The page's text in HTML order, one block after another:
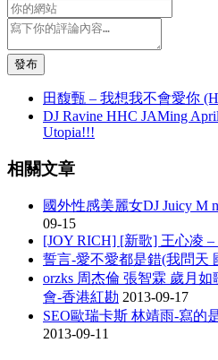
發布
田馥甄 – 我想我不會愛你
DJ Ravine HHC JAMing
Utopia!!!
相關文章
國外性感美麗女DJ Juicy M
09-15
[JOY RICH] [新歌] 王心凌 –
誓言-愛不愛都是錯(我問天
orzks 周杰倫 張智霖 歲月
會-香港紅勘 2013-09-17
SEO歐瑞卡斯 林靖雨-寫的
2013-09-11